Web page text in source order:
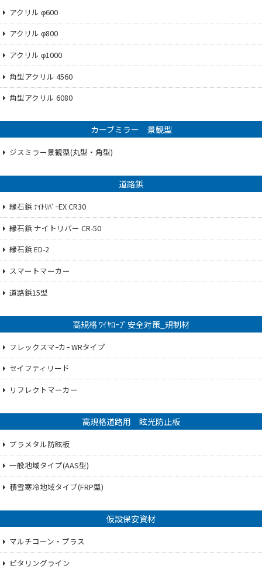
アクリル φ600
アクリル φ800
アクリル φ1000
角型アクリル 4560
角型アクリル 6080
カーブミラー 景観型
ジスミラー景観型(丸型・角型)
道路鋲
縁石鋲 ﾅｲﾄﾘﾊﾞｰEX CR30
縁石鋲 ナイトリバー CR-50
縁石鋲 ED-2
スマートマーカー
道路鋲15型
高規格 ﾜｲﾔﾛｰﾌﾟ安全対策_規制材
フレックスマｰカｰ WRタイプ
セイフティリード
リフレクトマーカー
高規格道路用 眩光防止板
プラメタル防眩板
一般地域タイプ(AAS型)
積雪寒冷地域タイプ(FRP型)
仮設保安資材
マルチコーン・プラス
ピタリングライン